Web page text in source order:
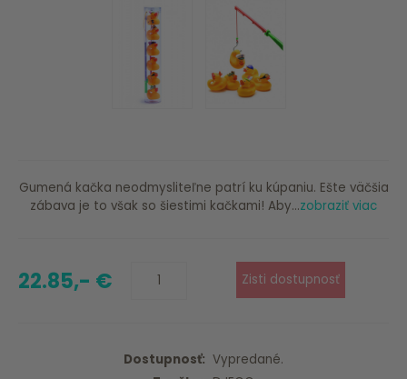
Gumená kačka neodmysliteľne patrí ku kúpaniu. Ešte väčšia
zábava je to však so šiestimi kačkami! Aby...zobraziť viac
22.85,- €
Dostupnosť: Vypredané.